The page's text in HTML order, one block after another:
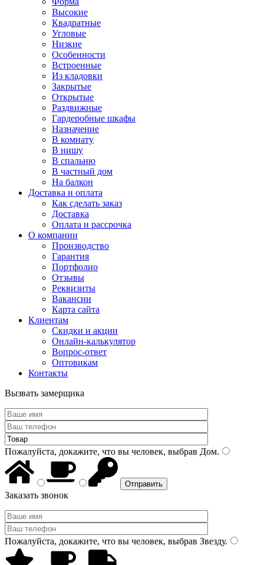
Высокие
Квадратные
Угловые
Низкие
Особенности
Встроенные
Из кладовки
Закрытые
Открытые
Раздвижные
Гардеробные шкафы
Назначение
В комнату
В нишу
В спальню
В частный дом
На балкон
Доставка и оплата
Как сделать заказ
Доставка
Оплата и рассрочка
О компании
Производство
Гарантия
Портфолио
Отзывы
Реквизиты
Вакансии
Карта сайта
Клиентам
Скидки и акции
Онлайн-калькулятор
Вопрос-ответ
Оптовикам
Контакты
Вызвать замерщика
Пожалуйста, докажите, что вы человек, выбрав Дом.
Заказать звонок
Пожалуйста, докажите, что вы человек, выбрав Звезду.